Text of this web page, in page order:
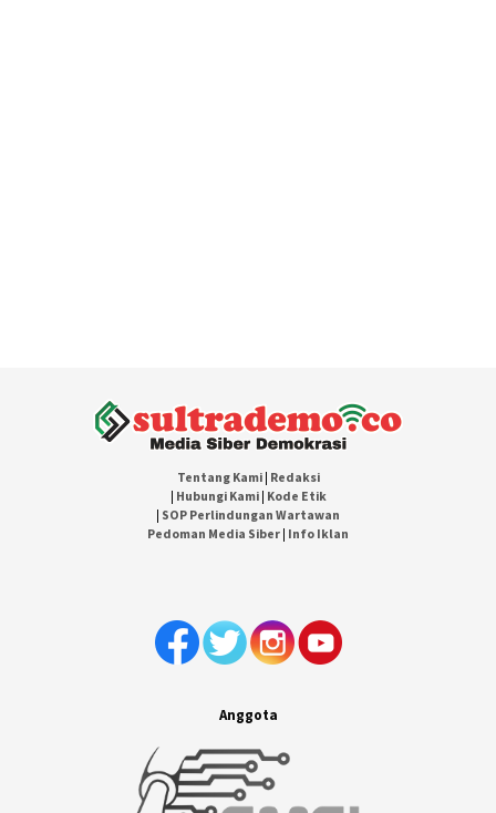
Tentang Kami| Redaksi
| Hubungi Kami| Kode Etik
| SOP Perlindungan Wartawan
Pedoman Media Siber | Info Iklan
Anggota